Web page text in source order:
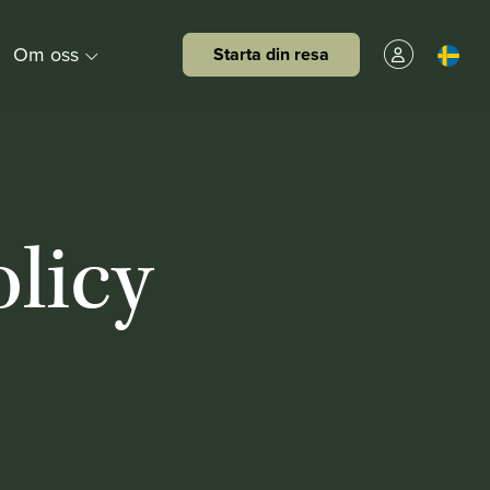
Om oss Starta din resa